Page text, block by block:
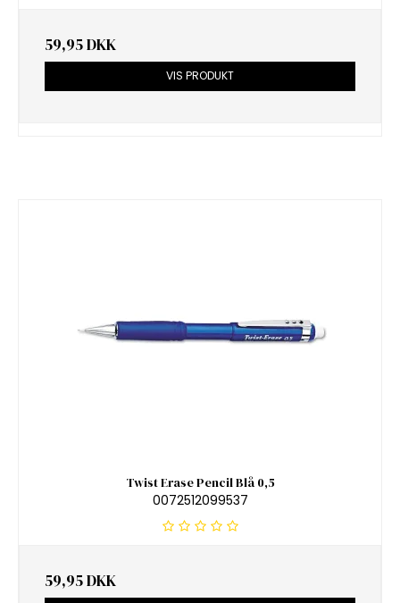
59,95 DKK
VIS PRODUKT
Twist Erase Pencil Blå 0,5
0072512099537
59,95 DKK